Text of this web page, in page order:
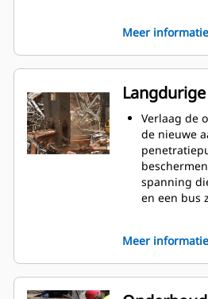
worden
Snijd tot
verminder
met het
apex.
Plaats de
optimale
machine te
standaard
S3000-serie.
De scharen
voor Cat
juiste
Meer informatie
Verlaag de
de nieuwe
spanning
en een bus
Werk
gebouwd
Meer informatie